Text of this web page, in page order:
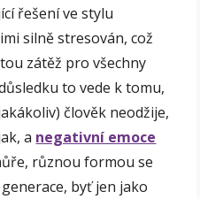
řešení ve stylu
silně stresován, což
zátěž pro všechny
to vede k tomu,
člověk neodžije,
a negativní emoce
různou formou se
byť jen jako